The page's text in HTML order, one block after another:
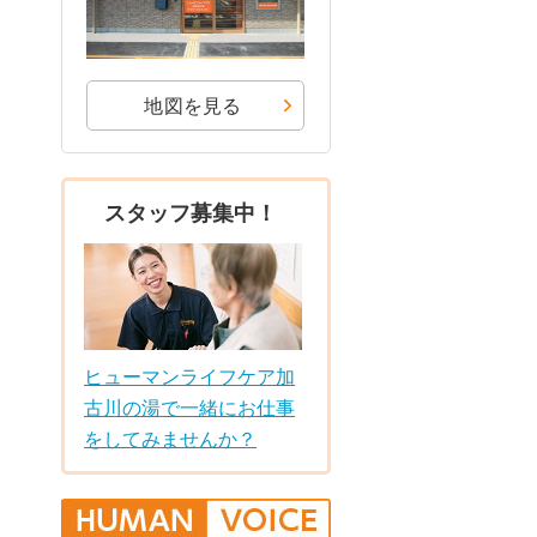
地図を見る
スタッフ募集中！
ヒューマンライフケア加
古川の湯で一緒にお仕事
をしてみませんか？